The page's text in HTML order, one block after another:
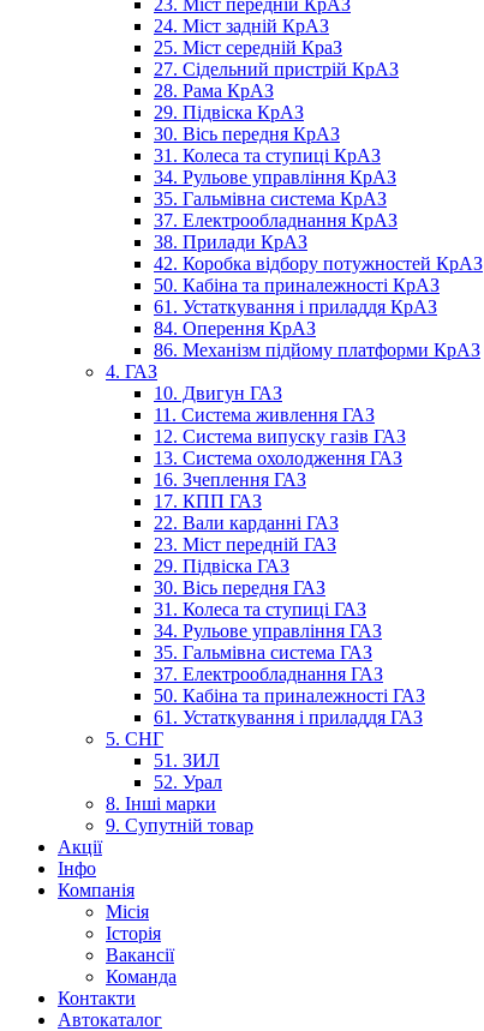
23. Міст передній КрАЗ
24. Міст задній КрАЗ
25. Міст середній КраЗ
27. Сідельний пристрій КрАЗ
28. Рама КрАЗ
29. Підвіска КрАЗ
30. Вісь передня КрАЗ
31. Колеса та ступиці КрАЗ
34. Рульове управління КрАЗ
35. Гальмівна система КрАЗ
37. Електрообладнання КрАЗ
38. Прилади КрАЗ
42. Коробка відбору потужностей КрАЗ
50. Кабіна та приналежності КрАЗ
61. Устаткування і приладдя КрАЗ
84. Оперення КрАЗ
86. Механізм підйому платформи КрАЗ
4. ГАЗ
10. Двигун ГАЗ
11. Система живлення ГАЗ
12. Система випуску газів ГАЗ
13. Система охолодження ГАЗ
16. Зчеплення ГАЗ
17. КПП ГАЗ
22. Вали карданні ГАЗ
23. Міст передній ГАЗ
29. Підвіска ГАЗ
30. Вісь передня ГАЗ
31. Колеса та ступиці ГАЗ
34. Рульове управління ГАЗ
35. Гальмівна система ГАЗ
37. Електрообладнання ГАЗ
50. Кабіна та приналежності ГАЗ
61. Устаткування і приладдя ГАЗ
5. СНГ
51. ЗИЛ
52. Урал
8. Інші марки
9. Супутній товар
Акції
Інфо
Компанія
Місія
Історія
Вакансії
Команда
Контакти
Автокаталог